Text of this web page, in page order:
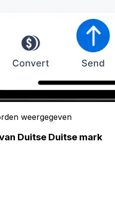
weergegeven
Duitse Duitse mark